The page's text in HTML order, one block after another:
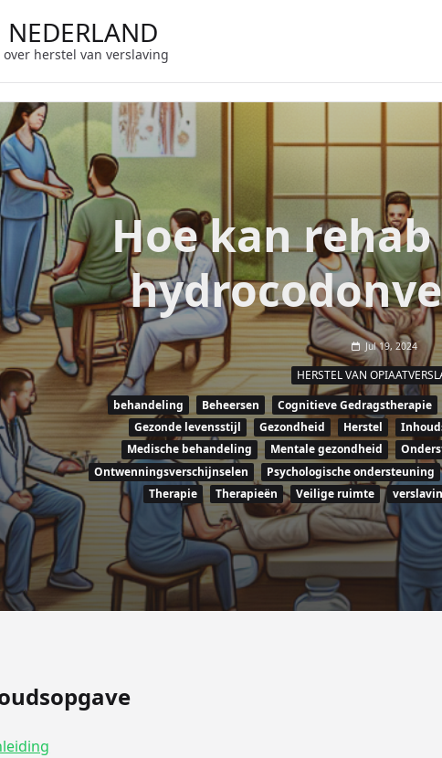
herstel van verslaving
Hoe kan
Jul 19, 2024
HERSTEL VAN
behandeling
Beheersen Cognitieve Gedragstherapie
Gezonde levensstijl
Gezondheid Herstel
Medische behandeling
Mentale gezondheid
Ontwenningsverschijnselen
Psychologische ondersteuning
Therapie
Therapieën Veilige ruimte